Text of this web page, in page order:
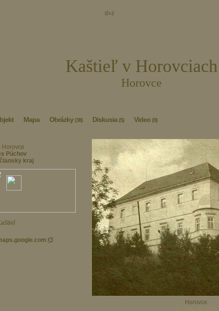
ď»ż
Kaštieľ v Horovciach
Horovce
Mapa Obrázky(38) Diskusia (5) Video (0)
Horovce
Púchov
kraj
Horovce